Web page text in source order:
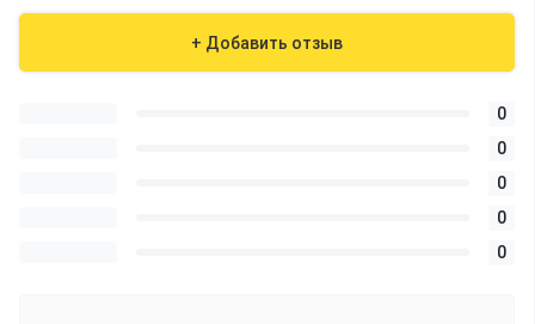
+ Добавить отзыв
0
0
0
0
0